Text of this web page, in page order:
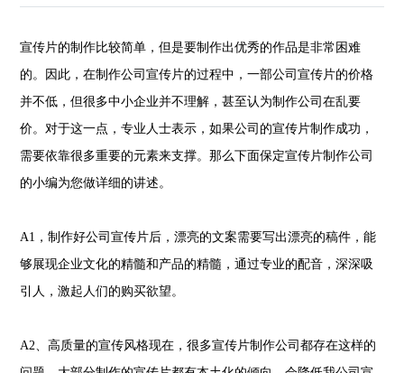
宣传片的制作比较简单，但是要制作出优秀的作品是非常困难
的。因此，在制作公司宣传片的过程中，一部公司宣传片的价格
并不低，但很多中小企业并不理解，甚至认为制作公司在乱要
价。对于这一点，专业人士表示，如果公司的宣传片制作成功，
需要依靠很多重要的元素来支撑。那么下面保定宣传片制作公司
的小编为您做详细的讲述。
A1，制作好公司宣传片后，漂亮的文案需要写出漂亮的稿件，能
够展现企业文化的精髓和产品的精髓，通过专业的配音，深深吸
引人，激起人们的购买欲望。
A2、高质量的宣传风格现在，很多宣传片制作公司都存在这样的